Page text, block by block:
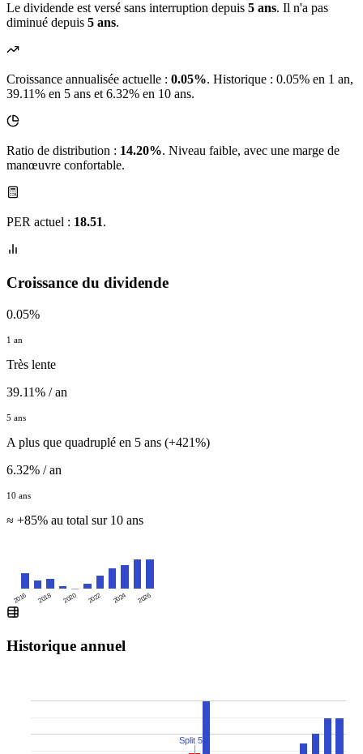
Le dividende est versé sans interruption depuis 5 ans. Il n'a pas
diminué depuis 5 ans.
Croissance annualisée actuelle : 0.05%. Historique : 0.05% en 1 an,
39.11% en 5 ans et 6.32% en 10 ans.
Ratio de distribution : 14.20%. Niveau faible, avec une marge de
manœuvre confortable.
PER actuel : 18.51.
Croissance du dividende
0.05%
1 an
Très lente
39.11% / an
5 ans
A plus que quadruplé en 5 ans (+421%)
6.32% / an
10 ans
≈ +85% au total sur 10 ans
2016 2018 2020 2022 2024 2026
Historique annuel
Split 5:1